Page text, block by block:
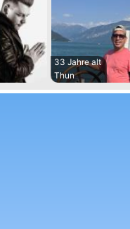
33 Jahre alt
Thun